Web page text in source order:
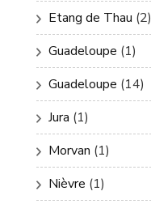
Etang de Thau (2)
Guadeloupe (1)
Guadeloupe (14)
Jura (1)
Morvan (1)
Nièvre (1)